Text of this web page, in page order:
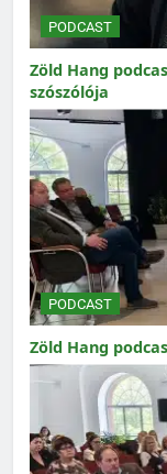
PODCAST
Zöld Hang
szószólója
PODCAST
Zöld Hang